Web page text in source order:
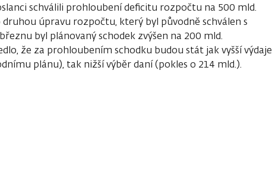
schválili prohloubení deficitu rozpočtu na 500 mld.
druhou úpravu rozpočtu, který byl původně schválen s
byl plánovaný schodek zvýšen na 200 mld.
že za prohloubením schodku budou stát jak vyšší výdaje
plánu), tak nižší výběr daní (pokles o 214 mld.).